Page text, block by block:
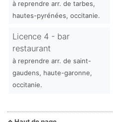
à reprendre arr. de tarbes,
hautes-pyrénées, occitanie.
Licence 4 - bar
restaurant
à reprendre arr. de saint-
gaudens, haute-garonne,
occitanie.